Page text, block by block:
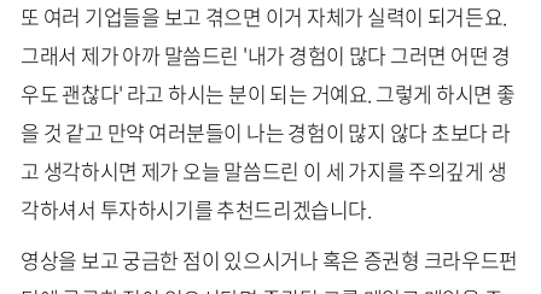
또 여러 기업들을 보고 겪으면 이거 자체가 실력이 되거든요.
그래서 제가 아까 말씀드린 '내가 경험이 많다 그러면 어떤 경
우도 괜찮다' 라고 하시는 분이 되는 거예요. 그렇게 하시면 좋
을 것 같고 만약 여러분들이 나는 경험이 많지 않다 초보다 라
고 생각하시면 제가 오늘 말씀드린 이 세 가지를 주의깊게 생
각하셔서 투자하시기를 추천드리겠습니다.
영상을 보고 궁금한 점이 있으시거나 혹은 증권형 크라우드펀